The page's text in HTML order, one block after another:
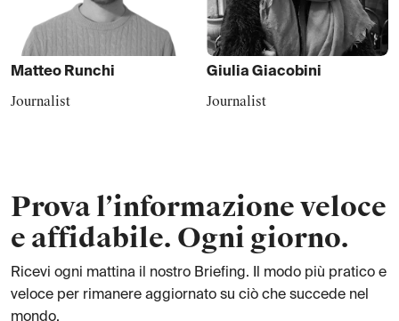
Matteo Runchi
Journalist
Giulia Giacobini
Journalist
Prova l’informazione veloce
e affidabile. Ogni giorno.
Ricevi ogni mattina il nostro Briefing. Il modo più pratico e
veloce per rimanere aggiornato su ciò che succede nel
mondo.